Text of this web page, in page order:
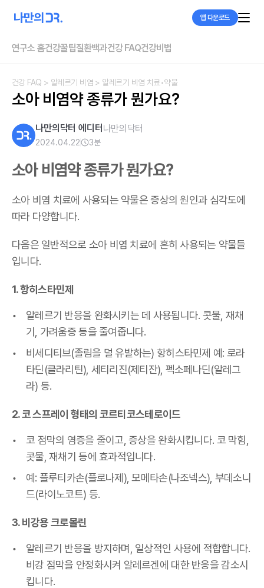
앱 다운로드
연구소 홈건강꿀팁질환백과건강 FAQ건강비법
건강 FAQ > 알레르기 비염 > 알레르기 비염 치료•약물
소아 비염약 종류가 뭔가요?
나만의닥터 에디터 나만의닥터
2024.04.22 3분
소아 비염약 종류가 뭔가요?
소아 비염 치료에 사용되는 약물은 증상의 원인과 심각도에
따라 다양합니다.
다음은 일반적으로 소아 비염 치료에 흔히 사용되는 약물들
입니다.
1. 항히스타민제
알레르기 반응을 완화시키는 데 사용됩니다. 콧물, 재채
기, 가려움증 등을 줄여줍니다.
비세디티브(졸림을 덜 유발하는) 항히스타민제 예: 로라
타딘(클라리틴), 세티리진(제티잔), 펙소페나딘(알레그
라) 등.
2. 코 스프레이 형태의 코르티코스테로이드
코 점막의 염증을 줄이고, 증상을 완화시킵니다. 코 막힘,
콧물, 재채기 등에 효과적입니다.
예: 플루티카손(플로나제), 모메타손(나조넥스), 부데소니
드(라이노코트) 등.
3. 비강용 크로몰린
알레르기 반응을 방지하며, 일상적인 사용에 적합합니다.
비강 점막을 안정화시켜 알레르겐에 대한 반응을 감소시
킵니다.